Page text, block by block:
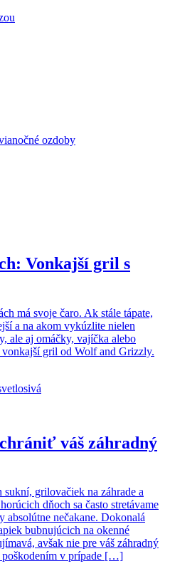
ozdoby
Vonkajší gril s
má svoje čaro. Ak stále tápate,
a na akom vykúzlite nielen
ale aj omáčky, vajíčka alebo
vonkajší gril od Wolf and Grizzly.
váš záhradný
grilovačiek na záhrade a
dňoch sa často stretávame
absolútne nečakane. Dokonalá
bubnujúcich na okenné
avšak nie pre váš záhradný
v prípade […]